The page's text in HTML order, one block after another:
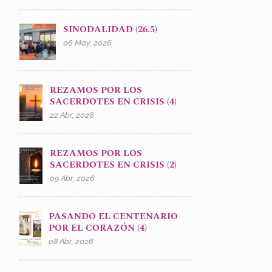
SINODALIDAD (26.5)
06 May, 2026
REZAMOS POR LOS
SACERDOTES EN CRISIS (4)
22 Abr, 2026
REZAMOS POR LOS
SACERDOTES EN CRISIS (2)
09 Abr, 2026
PASANDO EL CENTENARIO
POR EL CORAZÓN (4)
08 Abr, 2026